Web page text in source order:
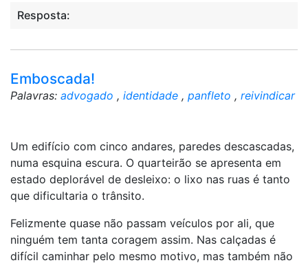
Resposta:
Emboscada!
Palavras: advogado , identidade , panfleto , reivindicar
Um edifício com cinco andares, paredes descascadas,
numa esquina escura. O quarteirão se apresenta em
estado deplorável de desleixo: o lixo nas ruas é tanto
que dificultaria o trânsito.
Felizmente quase não passam veículos por ali, que
ninguém tem tanta coragem assim. Nas calçadas é
difícil caminhar pelo mesmo motivo, mas também não